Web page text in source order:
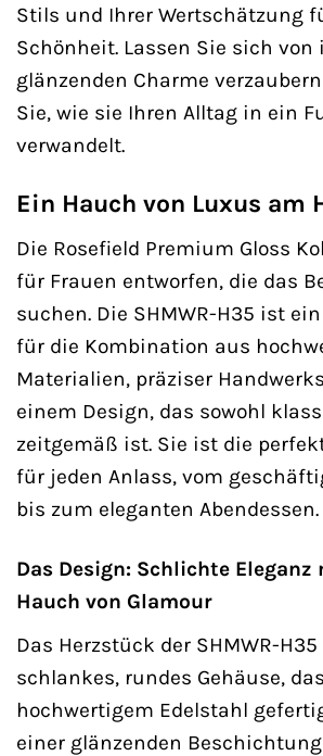
Stils und Ihrer Wertschätzung
Schönheit. Lassen Sie sich von
glänzenden Charme
Sie, wie sie Ihren Alltag in ein
verwandelt.
Ein Hauch von Luxus am
Die Rosefield Premium Gloss
für Frauen entworfen, die das
suchen. Die SHMWR-H35 ist
für die Kombination aus
Materialien, präziser
einem Design, das sowohl
zeitgemäß ist. Sie ist die
für jeden Anlass, vom
bis zum eleganten Abendessen.
Das Design: Schlichte Eleganz
Hauch von Glamour
Das Herzstück der SHMWR-
schlankes, rundes Gehäuse,
hochwertigem Edelstahl
einer glänzenden